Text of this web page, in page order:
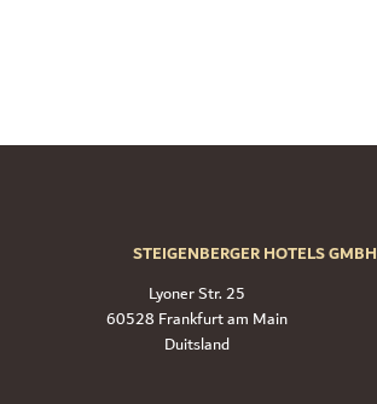
STEIGENBERGER HOTELS GMBH
Lyoner Str. 25
60528 Frankfurt am Main
Duitsland